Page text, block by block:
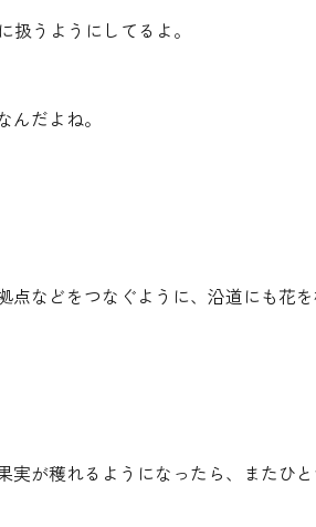
うようにしてるよ。
だよね。
などをつなぐように、沿道にも花を
が穫れるようになったら、またひ